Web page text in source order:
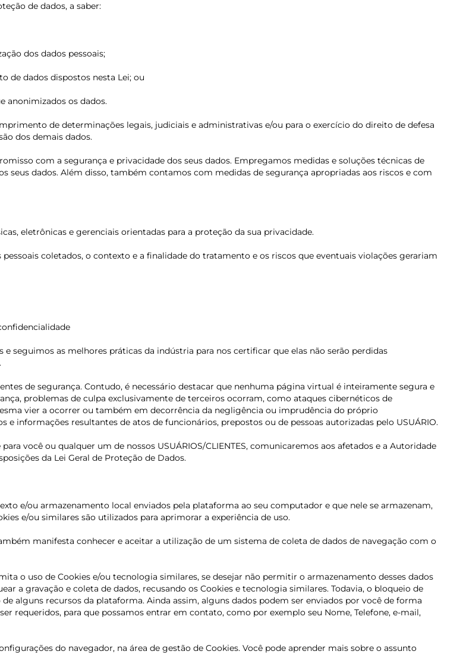
de dados, a saber:
dos dados pessoais;
de dados dispostos nesta Lei; ou
anonimizados os dados.
de determinações legais, judiciais e administrativas e/ou para o exercício do direito de defesa
dos demais dados.
com a segurança e privacidade dos seus dados. Empregamos medidas e soluções técnicas de
dados. Além disso, também contamos com medidas de segurança apropriadas aos riscos e com
eletrônicas e gerenciais orientadas para a proteção da sua privacidade.
coletados, o contexto e a finalidade do tratamento e os riscos que eventuais violações gerariam
seguimos as melhores práticas da indústria para nos certificar que elas não serão perdidas
de segurança. Contudo, é necessário destacar que nenhuma página virtual é inteiramente segura e
problemas de culpa exclusivamente de terceiros ocorram, como ataques cibernéticos de
vier a ocorrer ou também em decorrência da negligência ou imprudência do próprio
e informações resultantes de atos de funcionários, prepostos ou de pessoas autorizadas pelo USUÁRIO.
você ou qualquer um de nossos USUÁRIOS/CLIENTES, comunicaremos aos afetados e a Autoridade
da Lei Geral de Proteção de Dados.
e/ou armazenamento local enviados pela plataforma ao seu computador e que nele se armazenam,
e/ou similares são utilizados para aprimorar a experiência de uso.
manifesta conhecer e aceitar a utilização de um sistema de coleta de dados de navegação com o
o uso de Cookies e/ou tecnologia similares, se desejar não permitir o armazenamento desses dados
a gravação e coleta de dados, recusando os Cookies e tecnologia similares. Todavia, o bloqueio de
alguns recursos da plataforma. Ainda assim, alguns dados podem ser enviados por você de forma
requeridos, para que possamos entrar em contato, como por exemplo seu Nome, Telefone, e-mail,
do navegador, na área de gestão de Cookies. Você pode aprender mais sobre o assunto